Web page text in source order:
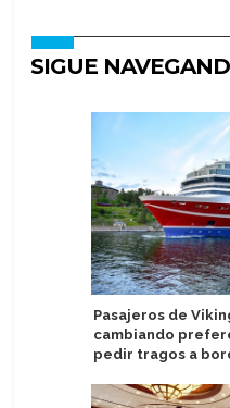
SIGUE
Pasajeros de
cambiando
pedir tragos a